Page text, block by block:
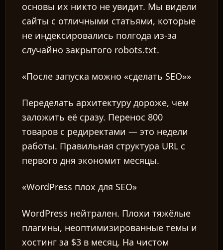
основы их никто не увидит. Мы видели
сайты с отличными статьями, которые
не индексировались полгода из-за
случайно закрытого robots.txt.
«После запуска можно «сделать SEO»»
Переделать архитектуру дороже, чем
заложить её сразу. Перенос 800
товаров с редиректами — это недели
работы. Правильная структура URL с
первого дня экономит месяцы.
«WordPress плох для SEO»
WordPress нейтрален. Плохи тяжёлые
плагины, неоптимизированные темы и
хостинг за $3 в месяц. На чистом